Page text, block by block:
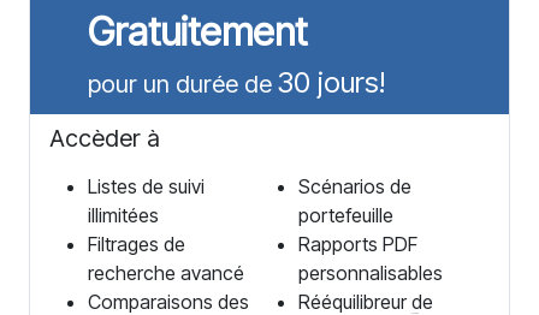
Gratuitement
pour un durée de 30 jours!
Accèder à
Listes de suivi
illimitées
Filtrages de
recherche avancé
Comparaisons des
Scénarios de
portefeuille
Rapports PDF
personnalisables
Rééquilibreur de